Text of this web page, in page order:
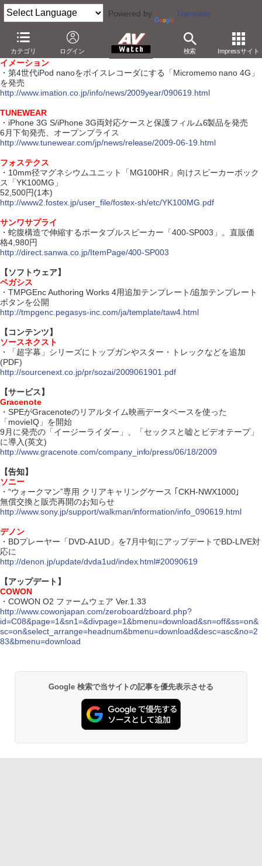
Powered by Translate
カテゴリ ログイン 検索 Impressサイト
【6月19日】
【ハードウェア】
イメーション
・第4世代iPod nanoをボイスレコーダにする「Micromemo nano 4G」
を発売
http://www.imation.co.jp/info/news/2009year/090619.html
TUNEWEAR
・iPhone 3G S/iPhone 3G両対応ケースと保護フィルム6製品を発売
6月下旬発売、オープンプライス
http://www.tunewear.com/jp/news/release/2009-06-19.html
フォステクス
・10mm径マグネシウムユニット「MG100HR」向けスピーカーボック
ス「YK100MG」
52,500円(1本)
http://www2.fostex.jp/user_file/fostex-sh/etc/YK100MG.pdf
サンワサプライ
・蛇腹構造で伸縮するポータブルスピーカー「400-SP003」。直販価
格4,980円
http://direct.sanwa.co.jp/ItemPage/400-SP003
【ソフトウェア】
ペガシス
・TMPGEnc Authoring Works 4用追加テンプレート/追加テンプレート
ボタンを公開
http://tmpgenc.pegasys-inc.com/ja/template/taw4.html
【コンテンツ】
ソースネクスト
・「超字幕」シリーズにトップガンやスター・トレックなどを追加
(PDF)
http://sourcenext.co.jp/pr/sozai/2009061901.pdf
【サービス】
Gracenote
・SPEがGracenoteのリアルタイム映画データベースを使った
「movieIQ」を開始
9月に発売の「イージーライダー」、「セックスと嘘とビデオテープ」
に導入(英文)
http://www.gracenote.com/company_info/press/06/18/2009
【告知】
ソニー
・“ウォークマン”専用 クリアキャリングケース ｢CKH-NWX1000｣
無償交換と販売再開のお知らせ
http://www.sony.jp/support/walkman/information/info_090619.html
デノン
・BDプレーヤー「DVD-A1UD」を7月中旬にアップデートでBD-LIVE対
応に
http://denon.jp/update/dvda1ud/index.html#20090619
【アップデート】
COWON
・COWON O2 ファームウェア Ver.1.33
http://www.cowonjapan.com/zeroboard/zboard.php?
id=C08&page=1&sn1=&divpage=1&bmenu=download&sn=off&ss=on&
sc=on&select_arrange=headnum&bmenu=download&desc=asc&no=2
83&bmenu=download
Google 検索で当サイトの記事を優先表示させる